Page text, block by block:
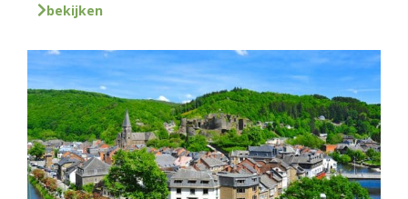
bekijken